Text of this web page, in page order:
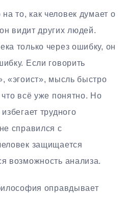
то, как человек думает о
видит других людей.
только через ошибку, он
Если говорить
«эгоист», мысль быстро
всё уже понятно. Но
трудного
справился с
защищается
возможность анализа.
оправдывает